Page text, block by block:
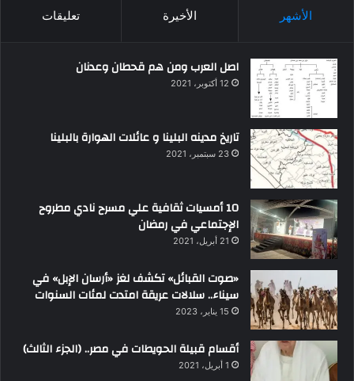
الأشهر الأخيرة تعليقات
اصل العرب ومن هم قحطان وعدنان
12 أكتوبر، 2021
تاريخ مدينه البلينا و عائلات الهوارة بالبلينا
23 سبتمبر، 2021
10 أمسيات ثقافية علي مسرح نادي مطروح
الإجتماعي في رمضان
21 أبريل، 2021
«صوت القبائل» تكشف لغز «أرسان الإبل» في
سيناء.. سلالات عريقة امتدت لمئات السنوات
15 يناير، 2023
أقسام قبيلة الحويطات في مصر.. (الجزء الثالث)
1 أبريل، 2021